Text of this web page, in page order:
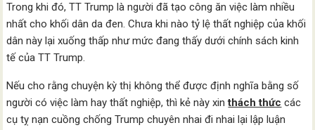
Trong khi đó, TT Trump là người đã tạo công ăn việc làm nhiều
nhất cho khối dân da đen. Chưa khi nào tỷ lệ thất nghiệp của khối
dân này lại xuống thấp như mức đang thấy dưới chính sách kinh
tế của TT Trump.
Nếu cho rằng chuyện kỳ thị không thể được định nghĩa bằng số
người có việc làm hay thất nghiệp, thì kẻ này xinthách thức các
cụ tỵ nạn cuồng chống Trump chuyên nhai đi nhai lại lập luận